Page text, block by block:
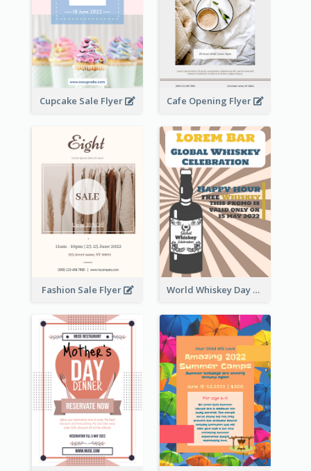
Cupcake Sale Flyer Cafe Opening Flyer
Fashion Sale Flyer World Whiskey Day Promotion Flyer